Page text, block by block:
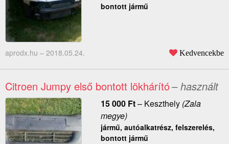
bontott jármű
aprodx.hu – 2018.05.24. Kedvencekbe
Citroen Jumpy első bontott lökhárító– használt
15 000 Ft– Keszthely(Zala
megye)
jármű, autóalkatrész, felszerelés,
bontott jármű